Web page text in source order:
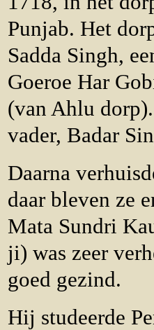
Punjab. Het
Sadda Singh,
Goeroe Har
(van Ahlu
vader, Badar
Daarna
daar bleven ze
Mata Sundri
ji) was zeer
goed gezind.
Hij studeerde